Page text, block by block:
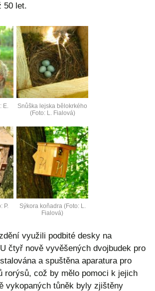
50 let.
E.
Snůška lejska bělokrkého
(Foto: L. Fialová)
P.
Sýkora koňadra (Foto: L.
Fialová)
využili podbité desky na
čtyř nově vyvěšených dvojbudek pro
a spuštěna aparatura pro
rorýsů, což by mělo pomoci k jejich
vykopaných tůněk byly zjištěny